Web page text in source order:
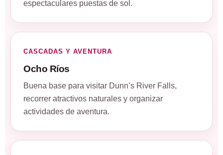
espectaculares puestas de sol.
CASCADAS Y AVENTURA
Ocho Ríos
Buena base para visitar Dunn’s River Falls,
recorrer atractivos naturales y organizar
actividades de aventura.